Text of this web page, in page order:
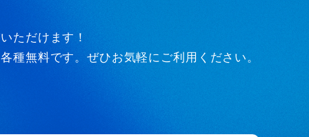
ただけます！
種無料です。ぜひお気軽にご利用ください。